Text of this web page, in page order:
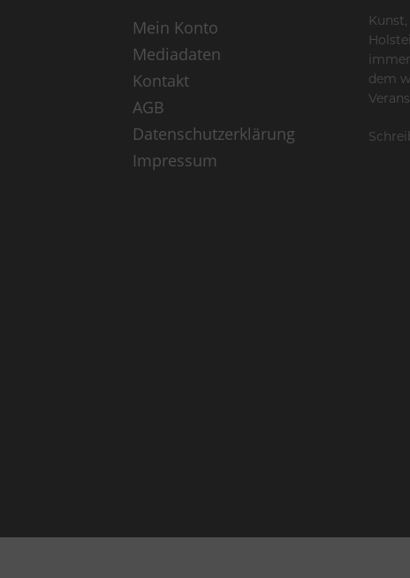
Mein Konto
Mediadaten
Kontakt
AGB
Datenschutzerklärung
Impressum
dem